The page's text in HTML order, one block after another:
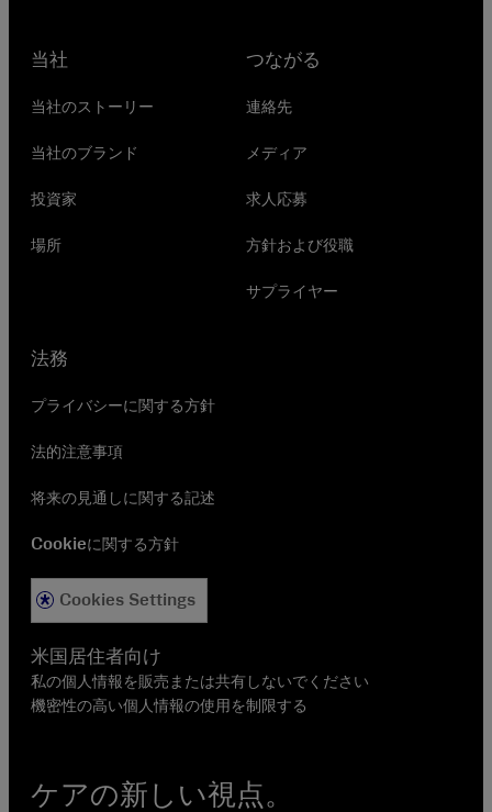
ケアの新しい視点。
当社
当社のストーリー
当社のブランド
投資家
場所
つながる
連絡先
メディア
求人応募
方針および役職
サプライヤー
法務
プライバシーに関する方針
法的注意事項
将来の見通しに関する記述
Cookieに関する方針
Cookies Settings
米国居住者向け
私の個人情報を販売または共有しないでください
機密性の高い個人情報の使用を制限する